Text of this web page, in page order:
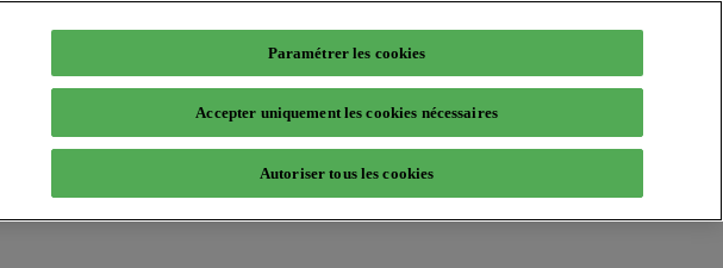
Paramétrer les cookies
Accepter uniquement les cookies nécessaires
Autoriser tous les cookies